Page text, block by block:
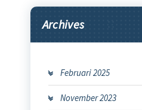
Archives
Februari 2025
November 2023